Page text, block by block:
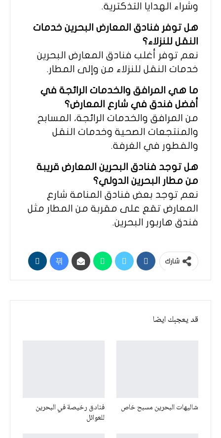
وشراء الهدايا التذكترية.
هل توفر فنادق المعارض البحرين خدمات
النقل للنزلاء؟
نعم توفر أغلب فنادق المعارض البحرين
خدمات النقل للنزلاء من وإلى المطار.
ما هي المرافق والخدمات الرائجة في
أفضل فندق في شارع المعارض؟
من المرافق والخدمات الرائجة، المسابح
والمنتجعات الصحية وخدمات النقل
والفطور في الغرفة.
هل توجد فنادق البحرين المعارض قريبة
من مطار البحرين الدولي؟
نعم توجد بعض فنادق المنامة شارع
المعارض تقع على مقربة من المطار مثل
فندق هاربور البحرين.
شارك
قد يعجبك ايضا
شاليهات البحرين مسبح خاص
فنادق رخيصة في البحرين
للعوائل